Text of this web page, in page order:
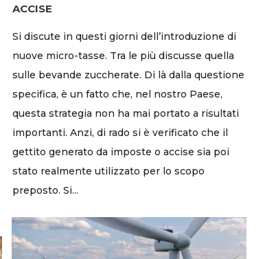
ACCISE
Si discute in questi giorni dell’introduzione di
nuove micro-tasse. Tra le più discusse quella
sulle bevande zuccherate. Di là dalla questione
specifica, è un fatto che, nel nostro Paese,
questa strategia non ha mai portato a risultati
importanti. Anzi, di rado si è verificato che il
gettito generato da imposte o accise sia poi
stato realmente utilizzato per lo scopo
preposto. Si...